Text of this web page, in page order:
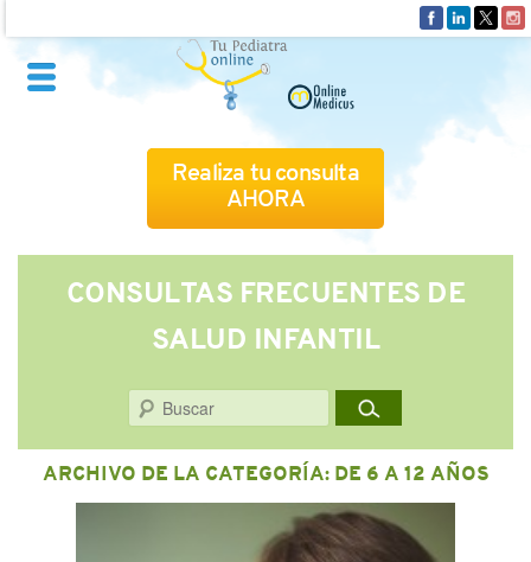
Realiza tu consulta
AHORA
QUIÉNES SOMOS
CÓMO FUNCIONA
CUADRO MÉDICO
CONSULTAS FRECUENTES
CONTACTO
CONSULTAS FRECUENTES DE
SALUD INFANTIL
ARCHIVO DE LA CATEGORÍA: DE 6 A 12 AÑOS